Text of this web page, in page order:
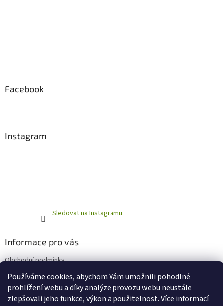
Používáme cookies, abychom Vám umožnili pohodlné
prohlížení webu a díky analýze provozu webu neustále
zlepšovali jeho funkce, výkon a použitelnost.Více informací
Facebook
Instagram
Sledovat na Instagramu
Informace pro vás
Obchodní podmínky
Podmínky ochrany osobních údajů